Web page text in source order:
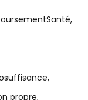
propre